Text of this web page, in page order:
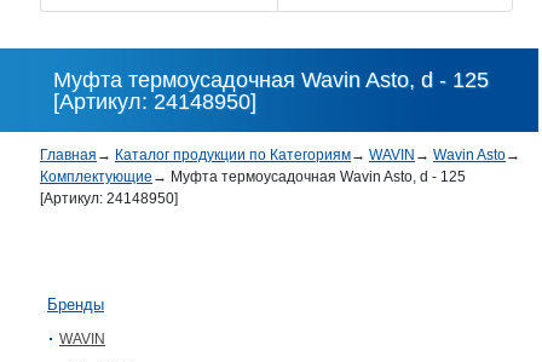
Муфта термоусадочная Wavin Asto, d - 125
[Артикул: 24148950]
Главная → Каталог продукции по Категориям→ WAVIN → Wavin Asto→
Комплектующие → Муфта термоусадочная Wavin Asto, d - 125
[Артикул: 24148950]
Бренды
WAVIN